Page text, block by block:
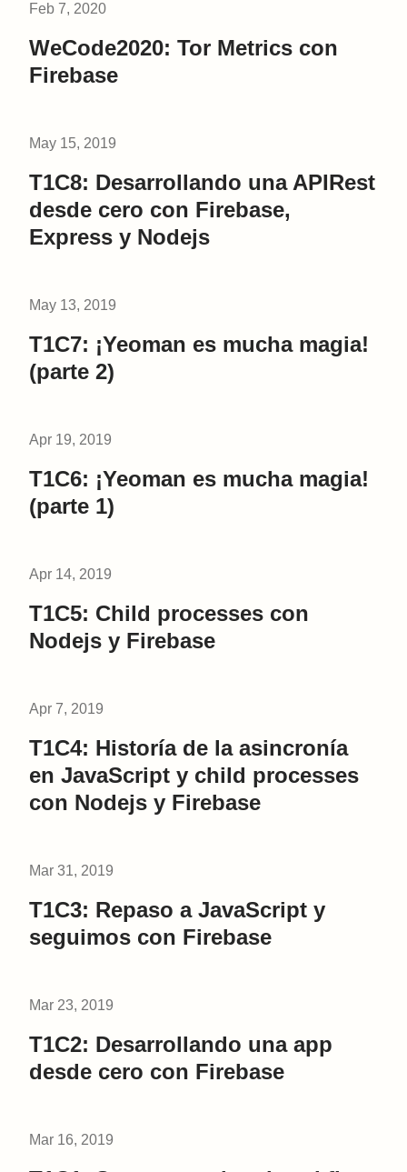
Feb 7, 2020
WeCode2020: Tor Metrics con
Firebase
May 15, 2019
T1C8: Desarrollando una APIRest
desde cero con Firebase,
Express y Nodejs
May 13, 2019
T1C7: ¡Yeoman es mucha magia!
(parte 2)
Apr 19, 2019
T1C6: ¡Yeoman es mucha magia!
(parte 1)
Apr 14, 2019
T1C5: Child processes con
Nodejs y Firebase
Apr 7, 2019
T1C4: Historía de la asincronía
en JavaScript y child processes
con Nodejs y Firebase
Mar 31, 2019
T1C3: Repaso a JavaScript y
seguimos con Firebase
Mar 23, 2019
T1C2: Desarrollando una app
desde cero con Firebase
Mar 16, 2019